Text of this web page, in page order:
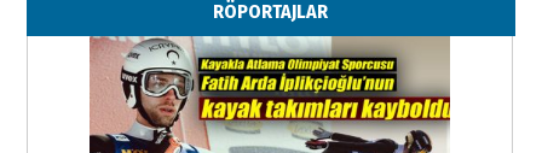
Geleceği Korumaktır
11 Mayıs 2026 Pazartesi
RÖPORTAJLAR